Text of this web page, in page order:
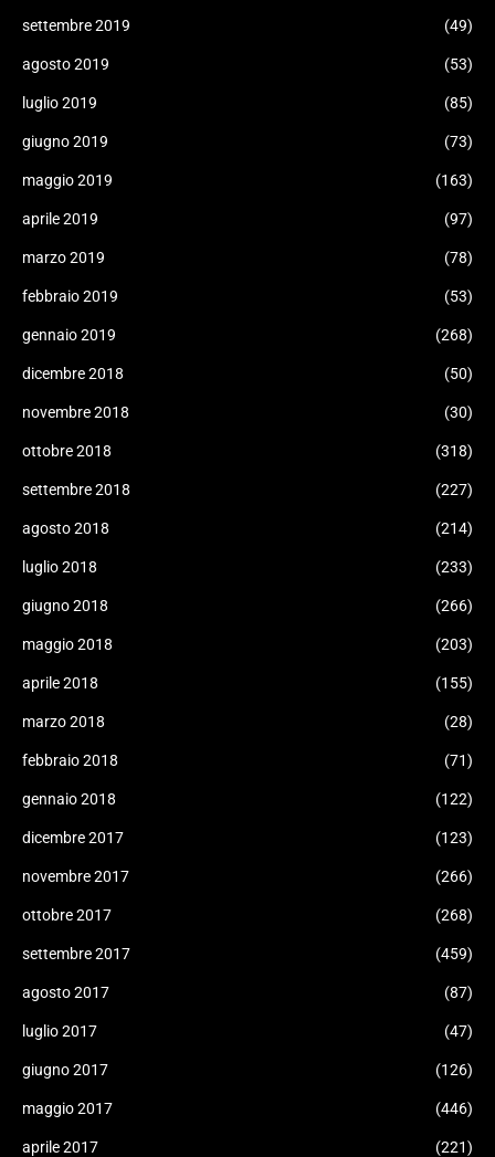
settembre 2019 (49)
agosto 2019 (53)
luglio 2019 (85)
giugno 2019 (73)
maggio 2019 (163)
aprile 2019 (97)
marzo 2019 (78)
febbraio 2019 (53)
gennaio 2019 (268)
dicembre 2018 (50)
novembre 2018 (30)
ottobre 2018 (318)
settembre 2018 (227)
agosto 2018 (214)
luglio 2018 (233)
giugno 2018 (266)
maggio 2018 (203)
aprile 2018 (155)
marzo 2018 (28)
febbraio 2018 (71)
gennaio 2018 (122)
dicembre 2017 (123)
novembre 2017 (266)
ottobre 2017 (268)
settembre 2017 (459)
agosto 2017 (87)
luglio 2017 (47)
giugno 2017 (126)
maggio 2017 (446)
aprile 2017 (221)